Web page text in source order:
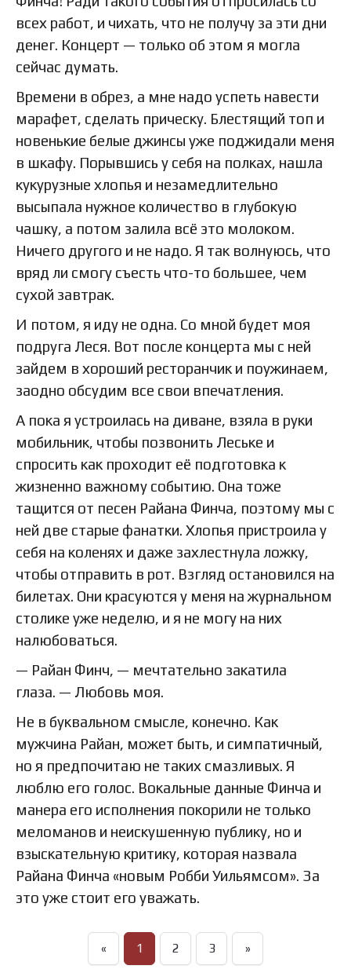
всех работ, и чихать, что не получу за эти дни
денег. Концерт — только об этом я могла
сейчас думать.
Времени в обрез, а мне надо успеть навести
марафет, сделать прическу. Блестящий топ и
новенькие белые джинсы уже поджидали меня
в шкафу. Порывшись у себя на полках, нашла
кукурузные хлопья и незамедлительно
высыпала нужное количество в глубокую
чашку, а потом залила всё это молоком.
Ничего другого и не надо. Я так волнуюсь, что
вряд ли смогу съесть что-то большее, чем
сухой завтрак.
И потом, я иду не одна. Со мной будет моя
подруга Леся. Вот после концерта мы с ней
зайдем в хороший ресторанчик и поужинаем,
заодно обсудим все свои впечатления.
А пока я устроилась на диване, взяла в руки
мобильник, чтобы позвонить Леське и
спросить как проходит её подготовка к
жизненно важному событию. Она тоже
тащится от песен Райана Финча, поэтому мы с
ней две старые фанатки. Хлопья пристроила у
себя на коленях и даже захлестнула ложку,
чтобы отправить в рот. Взгляд остановился на
билетах. Они красуются у меня на журнальном
столике уже неделю, и я не могу на них
налюбоваться.
— Райан Финч, — мечтательно закатила
глаза. — Любовь моя.
Не в буквальном смысле, конечно. Как
мужчина Райан, может быть, и симпатичный,
но я предпочитаю не таких смазливых. Я
люблю его голос. Вокальные данные Финча и
манера его исполнения покорили не только
меломанов и неискушенную публику, но и
взыскательную критику, которая назвала
Райана Финча «новым Робби Уильямсом». За
это уже стоит его уважать.
« 1 2 3 »